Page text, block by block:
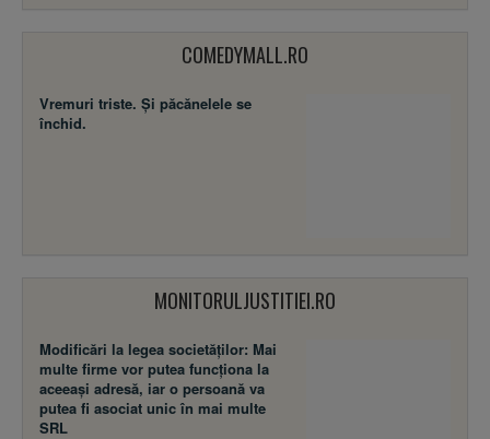
COMEDYMALL.RO
Vremuri triste. Şi păcănelele se
închid.
MONITORULJUSTITIEI.RO
Modificări la legea societăţilor: Mai
multe firme vor putea funcţiona la
aceeaşi adresă, iar o persoană va
putea fi asociat unic în mai multe
SRL